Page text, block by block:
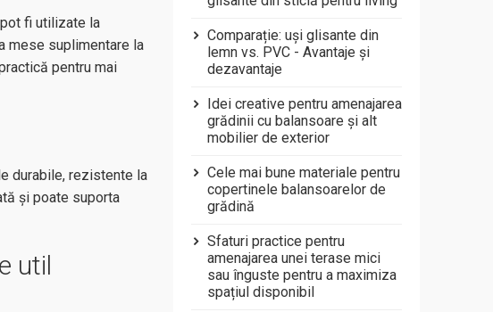
fi utilizate la
mese suplimentare la
pentru mai
durabile, rezistente la
și poate suporta
util
Comparație: uși glisante din
lemn vs. PVC - Avantaje și
dezavantaje
Idei creative pentru amenajarea
grădinii cu balansoare și alt
mobilier de exterior
Cele mai bune materiale pentru
copertinele balansoarelor de
grădină
Sfaturi practice pentru
amenajarea unei terase mici
sau înguste pentru a maximiza
spațiul disponibil